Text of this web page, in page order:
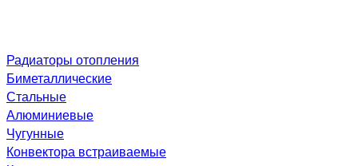
Радиаторы отопления
Биметаллические
Стальные
Алюминиевые
Чугунные
Конвектора встраиваемые